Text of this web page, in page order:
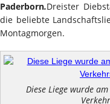
Paderborn.Dreister
die beliebte
Montagmorgen.
Diese Liege wurde